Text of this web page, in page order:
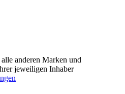
anderen Marken und
jeweiligen Inhaber